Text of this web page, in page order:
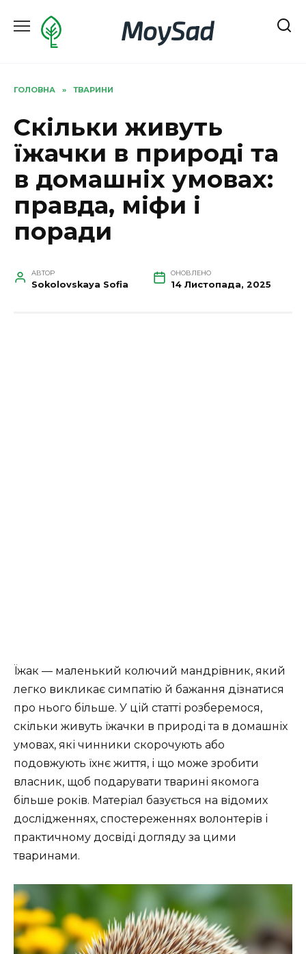
до
MoySad
ГОЛОВНА » ТВАРИНИ
Скільки живуть
їжачки в природі та
в домашніх умовах:
правда, міфи і
поради
АВТОР
Sokolovskaya Sofia
ОНОВЛЕНО
14 Листопада, 2025
Їжак — маленький колючий мандрівник, який
легко викликає симпатію й бажання дізнатися
про нього більше. У цій статті розберемося,
скільки живуть їжачки в природі та в домашніх
умовах, які чинники скорочують або
подовжують їхнє життя, і що може зробити
власник, щоб подарувати тварині якомога
більше років. Матеріал базується на відомих
дослідженнях, спостереженнях волонтерів і
практичному досвіді догляду за цими
тваринами.